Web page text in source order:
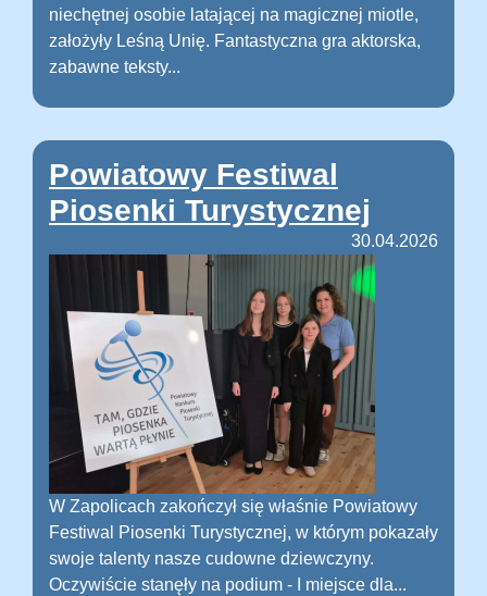
niechętnej osobie latającej na magicznej miotle,
założyły Leśną Unię. Fantastyczna gra aktorska,
zabawne teksty...
Powiatowy Festiwal
Piosenki Turystycznej
30.04.2026
W Zapolicach zakończył się właśnie Powiatowy
Festiwal Piosenki Turystycznej, w którym pokazały
swoje talenty nasze cudowne dziewczyny.
Oczywiście stanęły na podium - I miejsce dla...